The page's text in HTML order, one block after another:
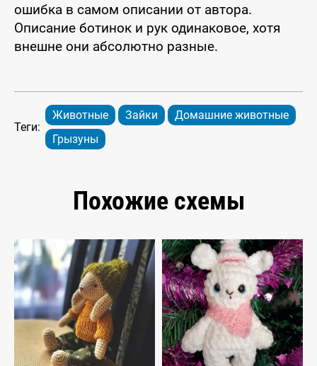
ошибка в самом описании от автора.
Описание ботинок и рук одинаковое, хотя
внешне они абсолютно разные.
Теги:
Животные Зайки
Домашние животные
Грызуны
Похожие схемы